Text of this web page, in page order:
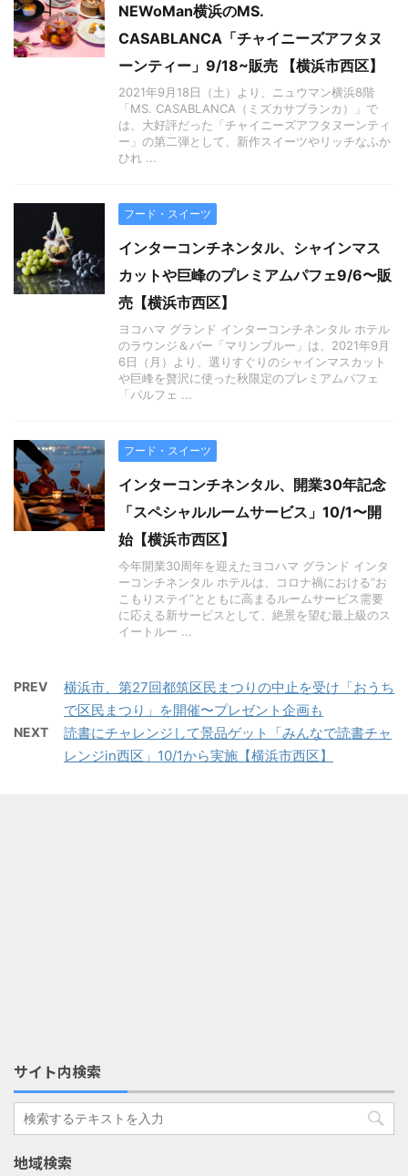
NEWoMan横浜のMS.
CASABLANCA「チャイニーズアフタヌ
ーンティー」9/18~販売 【横浜市西区】
2021年9月18日（土）より、ニュウマン横浜8階
「MS. CASABLANCA（ミズカサブランカ）」で
は、大好評だった「チャイニーズアフタヌーンティ
ー」の第二弾として、新作スイーツやリッチなふか
ひれ ...
フード・スイーツ
インターコンチネンタル、シャインマス
カットや巨峰のプレミアムパフェ9/6〜販
売【横浜市西区】
ヨコハマ グランド インターコンチネンタル ホテル
のラウンジ＆バー「マリンブルー」は、2021年9月
6日（月）より、選りすぐりのシャインマスカット
や巨峰を贅沢に使った秋限定のプレミアムパフェ
「パルフェ ...
フード・スイーツ
インターコンチネンタル、開業30年記念
「スペシャルルームサービス」10/1〜開
始【横浜市西区】
今年開業30周年を迎えたヨコハマ グランド インタ
ーコンチネンタル ホテルは、コロナ禍における“お
こもりステイ”とともに高まるルームサービス需要
に応える新サービスとして、絶景を望む最上級のス
イートルー ...
PREV
横浜市、第27回都筑区民まつりの中止を受け「おうち
で区民まつり」を開催〜プレゼント企画も
NEXT
読書にチャレンジして景品ゲット「みんなで読書チャ
レンジin西区」10/1から実施【横浜市西区】
サイト内検索
地域検索